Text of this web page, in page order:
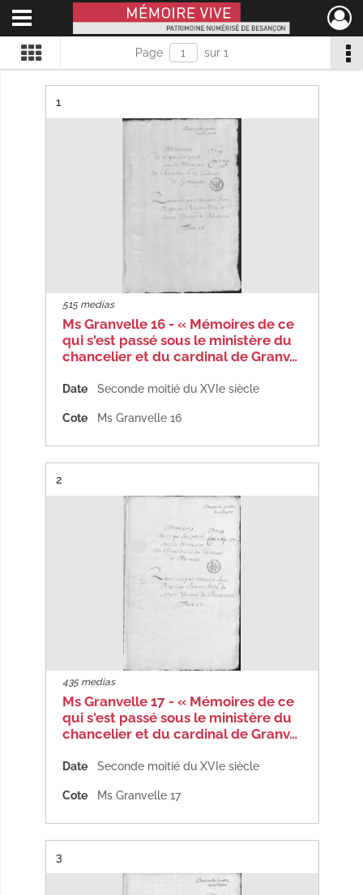
Mémoire Vive patrimoine numérisé de Besançon
Ouvrir le menu déroulant
Page sur 1
Résultat n°
1
515 medias
Ms Granvelle 16 - « Mémoires de ce
qui s'est passé sous le ministère du
chancelier et du cardinal de Granv…
Date Seconde moitié du XVIe siècle
Cote Ms Granvelle 16
Résultat n°
2
435 medias
Ms Granvelle 17 - « Mémoires de ce
qui s'est passé sous le ministère du
chancelier et du cardinal de Granv…
Date Seconde moitié du XVIe siècle
Cote Ms Granvelle 17
Résultat n°
3